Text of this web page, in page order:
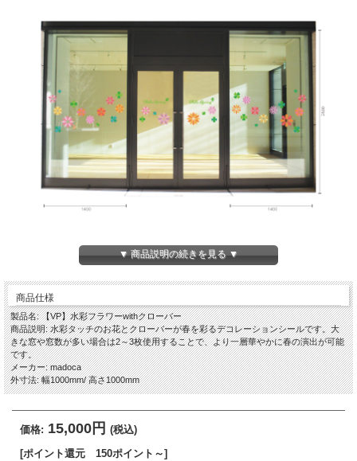
▼ 商品説明の続きを見る ▼
商品仕様
製品名: 【VP】水彩フラワーwithクローバー
商品説明: 水彩タッチのお花とクローバーが春を彩るデコレーションシールです。大
きな窓や窓数が多い場合は2～3枚使用することで、より一層華やかに春の演出が可能
です。
メーカー: madoca
外寸法: 幅1000mm/ 高さ1000mm
価格: 15,000円 (税込)
[ポイント還元 150ポイント～]